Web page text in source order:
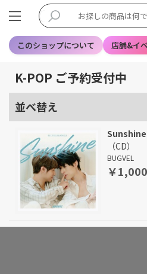
このショップについて 店舗&イ
K-POP ご予約受付中
並べ替え
Sunshine
（CD）
BUGVEL
￥1,000